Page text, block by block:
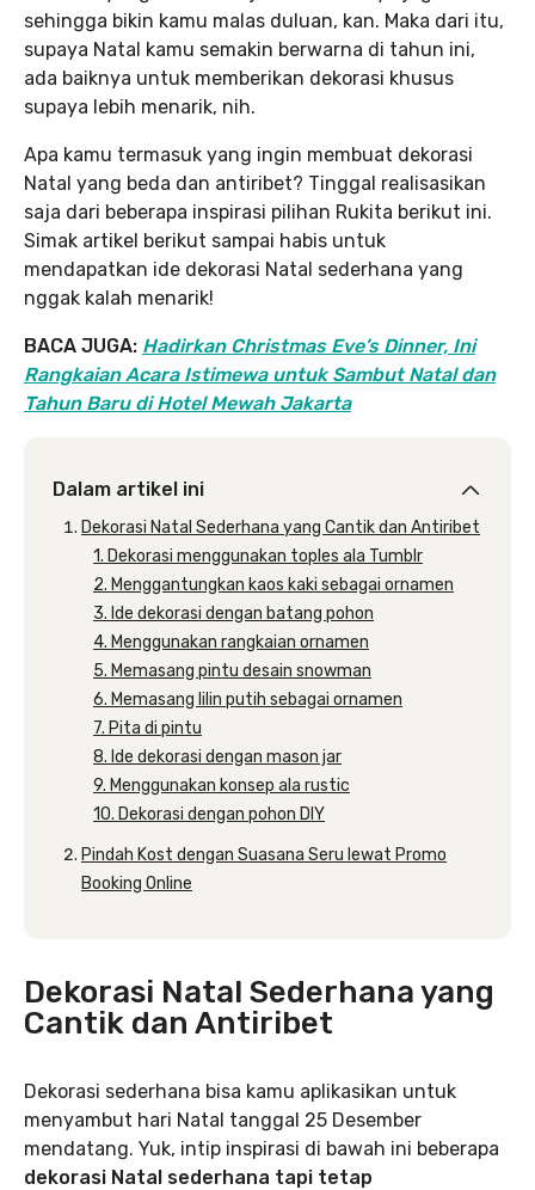
sehingga bikin kamu malas duluan, kan. Maka dari itu,
supaya Natal kamu semakin berwarna di tahun ini,
ada baiknya untuk memberikan dekorasi khusus
supaya lebih menarik, nih.
Apa kamu termasuk yang ingin membuat dekorasi
Natal yang beda dan antiribet? Tinggal realisasikan
saja dari beberapa inspirasi pilihan Rukita berikut ini.
Simak artikel berikut sampai habis untuk
mendapatkan ide dekorasi Natal sederhana yang
nggak kalah menarik!
BACA JUGA: Hadirkan Christmas Eve’s Dinner, Ini
Rangkaian Acara Istimewa untuk Sambut Natal dan
Tahun Baru di Hotel Mewah Jakarta
Dalam artikel ini
Dekorasi Natal Sederhana yang Cantik dan Antiribet
1. Dekorasi menggunakan toples ala Tumblr
2. Menggantungkan kaos kaki sebagai ornamen
3. Ide dekorasi dengan batang pohon
4. Menggunakan rangkaian ornamen
5. Memasang pintu desain snowman
6. Memasang lilin putih sebagai ornamen
7. Pita di pintu
8. Ide dekorasi dengan mason jar
9. Menggunakan konsep ala rustic
10. Dekorasi dengan pohon DIY
Pindah Kost dengan Suasana Seru lewat Promo
Booking Online
Dekorasi Natal Sederhana yang
Cantik dan Antiribet
Dekorasi sederhana bisa kamu aplikasikan untuk
menyambut hari Natal tanggal 25 Desember
mendatang. Yuk, intip inspirasi di bawah ini beberapa
dekorasi Natal sederhana tapi tetap